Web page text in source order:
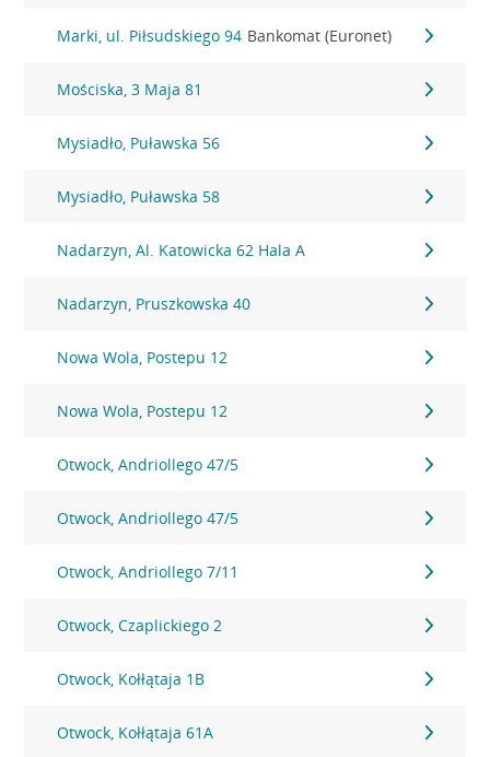
Marki, ul. Piłsudskiego 94 Bankomat (Euronet)
Mościska, 3 Maja 81
Mysiadło, Puławska 56
Mysiadło, Puławska 58
Nadarzyn, Al. Katowicka 62 Hala A
Nadarzyn, Pruszkowska 40
Nowa Wola, Postepu 12
Nowa Wola, Postepu 12
Otwock, Andriollego 47/5
Otwock, Andriollego 47/5
Otwock, Andriollego 7/11
Otwock, Czaplickiego 2
Otwock, Kołłątaja 1B
Otwock, Kołłątaja 61A